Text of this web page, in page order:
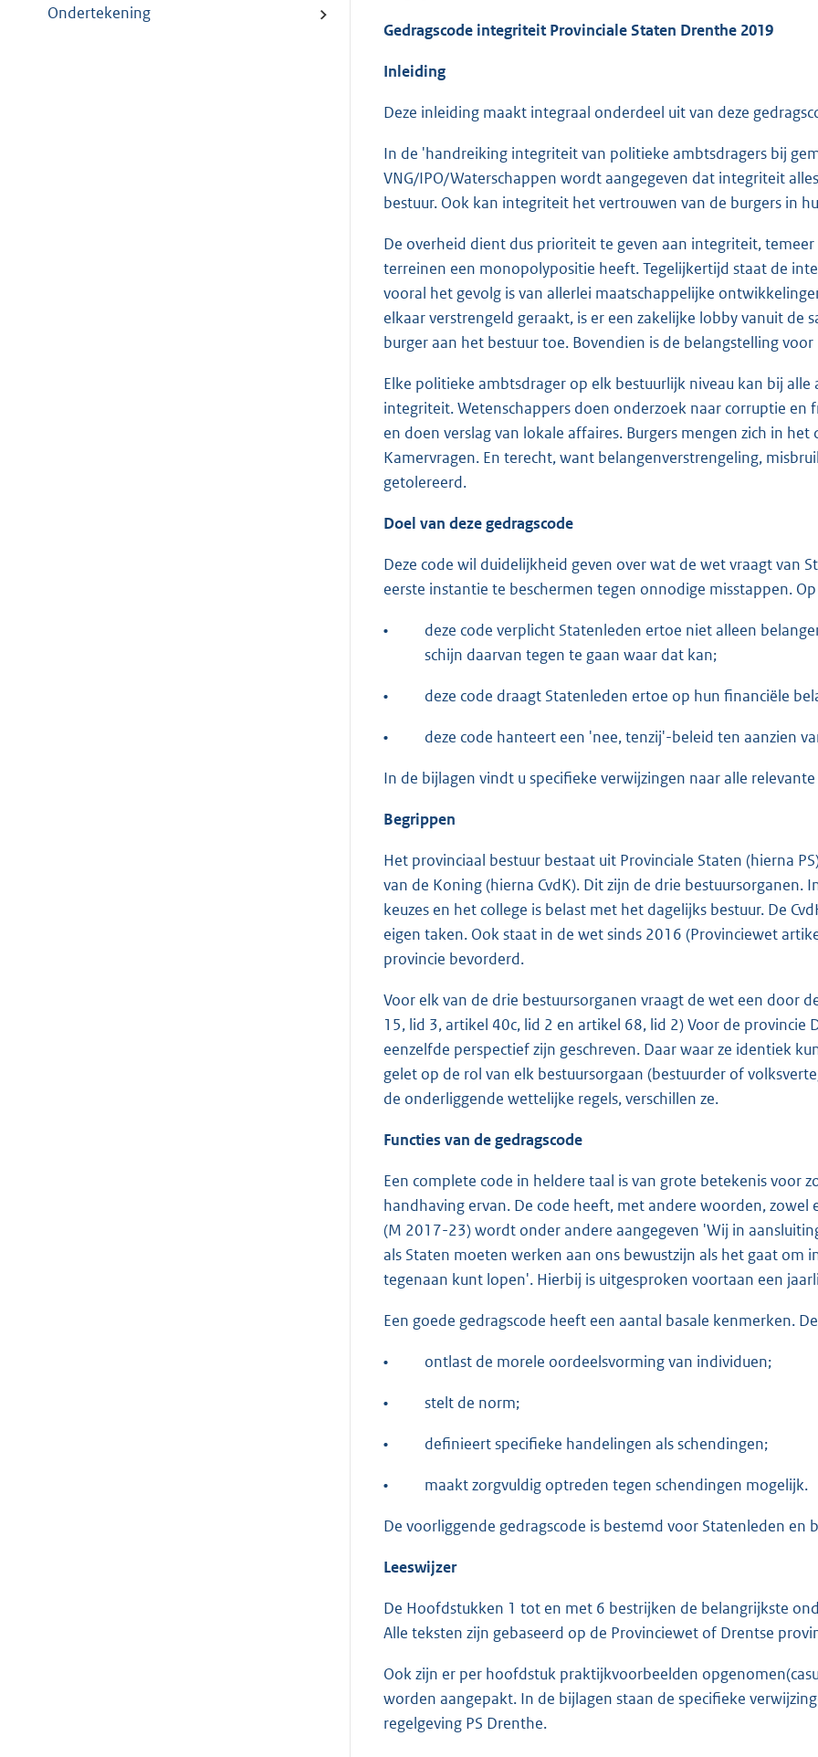
Ondertekening
Gedragscode integriteit Provinciale Staten Drenthe 2019
Inleiding
Deze inleiding maakt integraal onderdeel uit van deze
In de 'handreiking integriteit van politieke ambtsdragers bij
VNG/IPO/Waterschappen wordt aangegeven dat integriteit
bestuur. Ook kan integriteit het vertrouwen van de burgers in
De overheid dient dus prioriteit te geven aan integriteit,
terreinen een monopolypositie heeft. Tegelijkertijd staat de
vooral het gevolg is van allerlei maatschappelijke
elkaar verstrengeld geraakt, is er een zakelijke lobby vanuit
burger aan het bestuur toe. Bovendien is de belangstelling
Elke politieke ambtsdrager op elk bestuurlijk niveau kan bij
integriteit. Wetenschappers doen onderzoek naar corruptie en
en doen verslag van lokale affaires. Burgers mengen zich in
Kamervragen. En terecht, want belangenverstrengeling,
getolereerd.
Doel van deze gedragscode
Deze code wil duidelijkheid geven over wat de wet vraagt van
eerste instantie te beschermen tegen onnodige misstappen.
•
deze code verplicht Statenleden ertoe niet alleen
schijn daarvan tegen te gaan waar dat kan;
• deze code draagt Statenleden ertoe op hun financiële
• deze code hanteert een 'nee, tenzij'-beleid ten aanzien
In de bijlagen vindt u specifieke verwijzingen naar alle
Begrippen
Het provinciaal bestuur bestaat uit Provinciale Staten (hierna
van de Koning (hierna CvdK). Dit zijn de drie
keuzes en het college is belast met het dagelijks bestuur. De
eigen taken. Ook staat in de wet sinds 2016 (Provinciewet
provincie bevorderd.
Voor elk van de drie bestuursorganen vraagt de wet een door
15, lid 3, artikel 40c, lid 2 en artikel 68, lid 2) Voor de
eenzelfde perspectief zijn geschreven. Daar waar ze identiek
gelet op de rol van elk bestuursorgaan (bestuurder of
de onderliggende wettelijke regels, verschillen ze.
Functies van de gedragscode
Een complete code in heldere taal is van grote betekenis voor
handhaving ervan. De code heeft, met andere woorden,
(M 2017-23) wordt onder andere aangegeven 'Wij in
als Staten moeten werken aan ons bewustzijn als het gaat om
tegenaan kunt lopen'. Hierbij is uitgesproken voortaan een
Een goede gedragscode heeft een aantal basale kenmerken.
• ontlast de morele oordeelsvorming van individuen;
• stelt de norm;
• definieert specifieke handelingen als schendingen;
• maakt zorgvuldig optreden tegen schendingen mogelijk.
De voorliggende gedragscode is bestemd voor Statenleden
Leeswijzer
De Hoofdstukken 1 tot en met 6 bestrijken de belangrijkste
Alle teksten zijn gebaseerd op de Provinciewet of Drentse
Ook zijn er per hoofdstuk praktijkvoorbeelden
worden aangepakt. In de bijlagen staan de specifieke
regelgeving PS Drenthe.